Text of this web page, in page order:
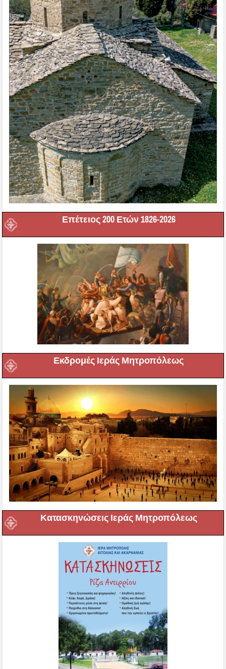
Επέτειος 200 Ετών 1826-2026
Εκδρομές Ιεράς Μητροπόλεως
Κατασκηνώσεις Ιεράς Μητροπόλεως